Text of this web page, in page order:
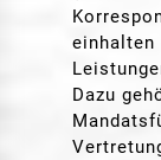
einhalten
Dazu